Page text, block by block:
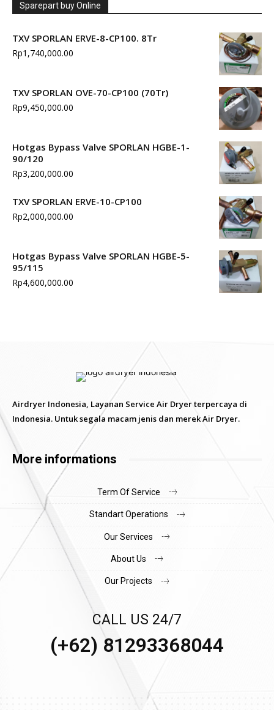
Sparepart buy Online
TXV SPORLAN ERVE-8-CP100. 8Tr
Rp1,740,000.00
TXV SPORLAN OVE-70-CP100 (70Tr)
Rp9,450,000.00
Hotgas Bypass Valve SPORLAN HGBE-1-
90/120
Rp3,200,000.00
TXV SPORLAN ERVE-10-CP100
Rp2,000,000.00
Hotgas Bypass Valve SPORLAN HGBE-5-
95/115
Rp4,600,000.00
Airdryer Indonesia, Layanan Service Air Dryer terpercaya di
Indonesia. Untuk segala macam jenis dan merek Air Dryer.
More informations
Term Of Service
Standart Operations
Our Services
About Us
Our Projects
CALL US 24/7
(+62) 81293368044